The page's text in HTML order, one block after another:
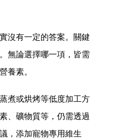
沒有一定的答案。關鍵
無論選擇哪一項，皆需
養素。
煮或烘烤等低度加工方
、礦物質等，仍需透過
，添加寵物專用維生